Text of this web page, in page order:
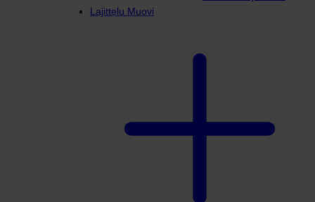
Lajittelu Muovi